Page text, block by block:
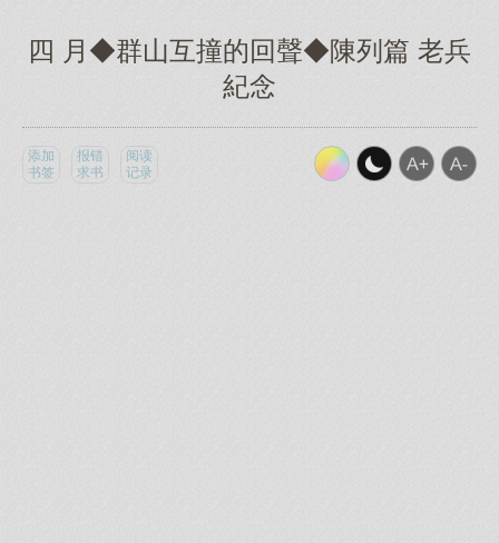
四 月◆群山互撞的回聲◆陳列篇 老兵
紀念
添加
书签
报错
求书
阅读
记录